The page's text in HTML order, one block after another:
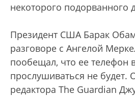
некоторого подорванного
Президент США Барак
разговоре с Ангелой
пообещал, что ее телефон
прослушиваться не
редактора The Guardian